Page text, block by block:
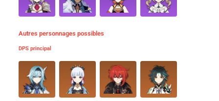
Autres personnages possibles
DPS principal